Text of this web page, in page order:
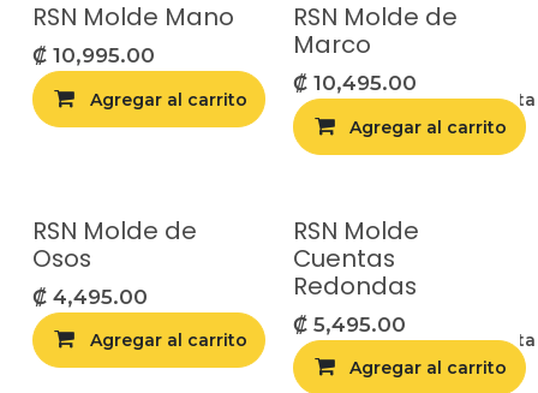
RSN Molde Mano
₡ 10,995.00
Agregar al carrito Agregar a la
RSN Molde de
Marco
₡ 10,495.00
Agregar al carrito
RSN Molde de
Osos
₡ 4,495.00
Agregar al carrito Agregar a la
RSN Molde
Cuentas
Redondas
₡ 5,495.00
Agregar al carrito